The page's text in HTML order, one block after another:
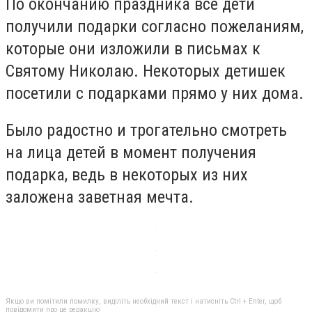
получили подарки согласно пожеланиям,
которые они изложили в письмах к
Святому Николаю. Некоторых детишек
посетили с подарками прямо у них дома.
Было радостно и трогательно смотреть
на лица детей в момент получения
подарка, ведь в некоторых из них
заложена заветная мечта.
Якщо ви помітили помилку, виділіть необхідний текст і натисніть Ctrl + Enter, щоб
повідомити про це редакцію